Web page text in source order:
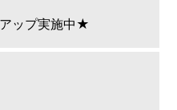
ップ実施中★